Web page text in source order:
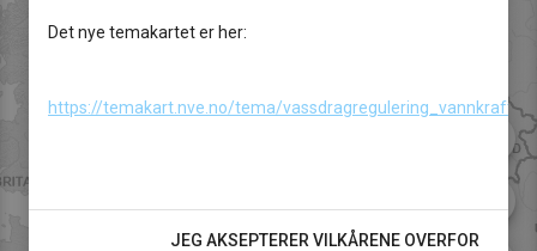
Det nye temakartet er her:
https://temakart.nve.no/tema/vassdragregulering_vannkraft
JEG AKSEPTERER VILKÅRENE OVERFOR